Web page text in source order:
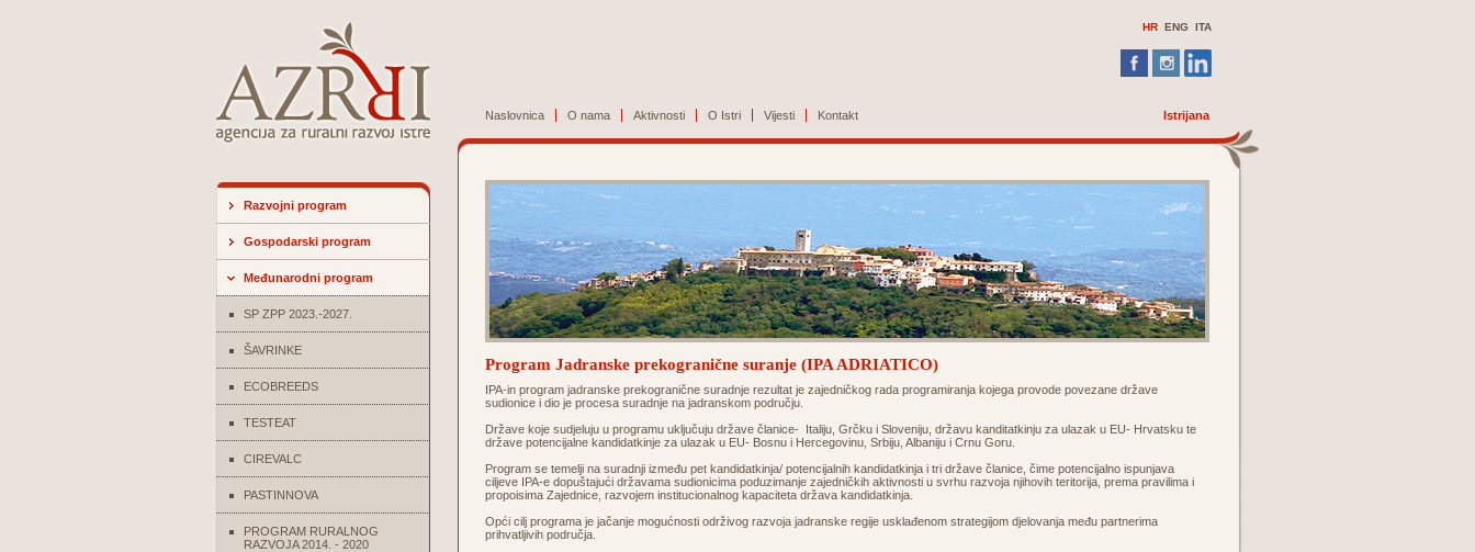
HR ENG ITA
Naslovnica O nama Aktivnosti O Istri Vijesti Kontakt Istrijana
Razvojni program
Gospodarski program
Međunarodni program
SP ZPP 2023.-2027.
ŠAVRINKE
ECOBREEDS
TESTEAT
CIREVALC
PASTINNOVA
PROGRAM RURALNOG
RAZVOJA 2014. - 2020
Program Jadranske prekogranične suranje (IPA ADRIATICO)
IPA-in program jadranske prekogranične suradnje rezultat je zajedničkog rada programiranja kojega provode povezane države
sudionice i dio je procesa suradnje na jadranskom području.
Države koje sudjeluju u programu uključuju države članice- Italiju, Grčku i Sloveniju, državu kanditatkinju za ulazak u EU- Hrvatsku te
države potencijalne kandidatkinje za ulazak u EU- Bosnu i Hercegovinu, Srbiju, Albaniju i Crnu Goru.
Program se temelji na suradnji između pet kandidatkinja/ potencijalnih kandidatkinja i tri države članice, čime potencijalno ispunjava
ciljeve IPA-e dopuštajući državama sudionicima poduzimanje zajedničkih aktivnosti u svrhu razvoja njihovih teritorija, prema pravilima i
propoisima Zajednice, razvojem institucionalnog kapaciteta država kandidatkinja.
Opći cilj programa je jačanje mogućnosti održivog razvoja jadranske regije usklađenom strategijom djelovanja među partnerima
prihvatljivih područja.